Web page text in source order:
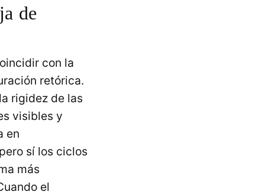
de
con la
retórica.
rigidez de las
visibles y
en
sí los ciclos
más
el